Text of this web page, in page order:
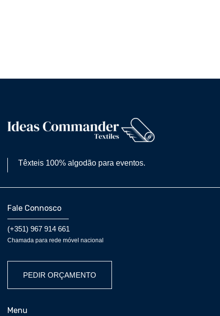
Têxteis 100% algodão para eventos.
Fale Connosco
(+351) 967 914 661
Chamada para rede móvel nacional
PEDIR ORÇAMENTO
Menu